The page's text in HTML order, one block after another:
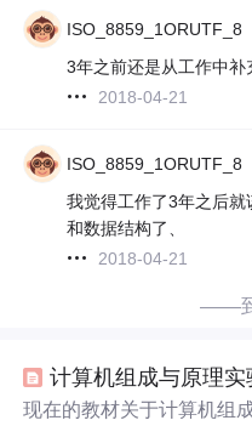
ISO_8859_1ORUTF_8
3年之前还是从工作中补
2018-04-21
ISO_8859_1ORUTF_8
我觉得工作了3年之后
和数据结构了、
2018-04-21
——
现在的教材关于计算机组